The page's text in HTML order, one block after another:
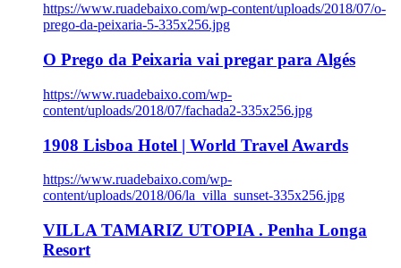
https://www.ruadebaixo.com/wp-content/uploads/2018/07/o-
prego-da-peixaria-5-335x256.jpg
O Prego da Peixaria vai pregar para Algés
https://www.ruadebaixo.com/wp-
content/uploads/2018/07/fachada2-335x256.jpg
1908 Lisboa Hotel | World Travel Awards
https://www.ruadebaixo.com/wp-
content/uploads/2018/06/la_villa_sunset-335x256.jpg
VILLA TAMARIZ UTOPIA . Penha Longa
Resort